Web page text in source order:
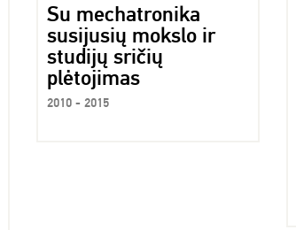
Su mechatronika
susijusių mokslo ir
studijų sričių
plėtojimas
2010 - 2015